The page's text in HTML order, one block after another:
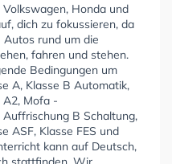
Honda und
dich zu fokussieren, da
rund um die
fahren und stehen.
Bedingungen um
A, Klasse B Automatik,
A2, Mofa -
B Schaltung,
ASF, Klasse FES und
kann auf Deutsch,